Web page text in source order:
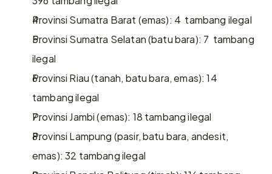
Provinsi Sumatra Barat (emas): 4  tambang ilegal
Provinsi Sumatra Selatan (batu bara): 7  tambang
ilegal
Provinsi Riau (tanah, batu bara, emas): 14
tambang ilegal
Provinsi Jambi (emas): 18 tambang ilegal
Provinsi Lampung (pasir, batu bara, andesit,
emas): 32 tambang ilegal